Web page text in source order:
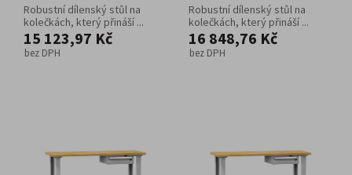
Robustní dílenský stůl na
kolečkách, který přináší ...
15 123,97 Kč
bez DPH
Robustní dílenský stůl na
kolečkách, který přináší ...
16 848,76 Kč
bez DPH